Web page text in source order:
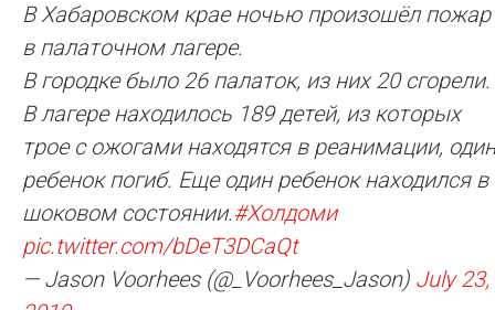
В Хабаровском крае ночью произошёл пожар
в палаточном лагере.
В городке было 26 палаток, из них 20 сгорели.
В лагере находилось 189 детей, из которых
трое с ожогами находятся в реанимации, один
ребенок погиб. Еще один ребенок находился в
шоковом состоянии.#Холдоми
pic.twitter.com/bDeT3DCaQt
— Jason Voorhees (@_Voorhees_Jason) July 23,